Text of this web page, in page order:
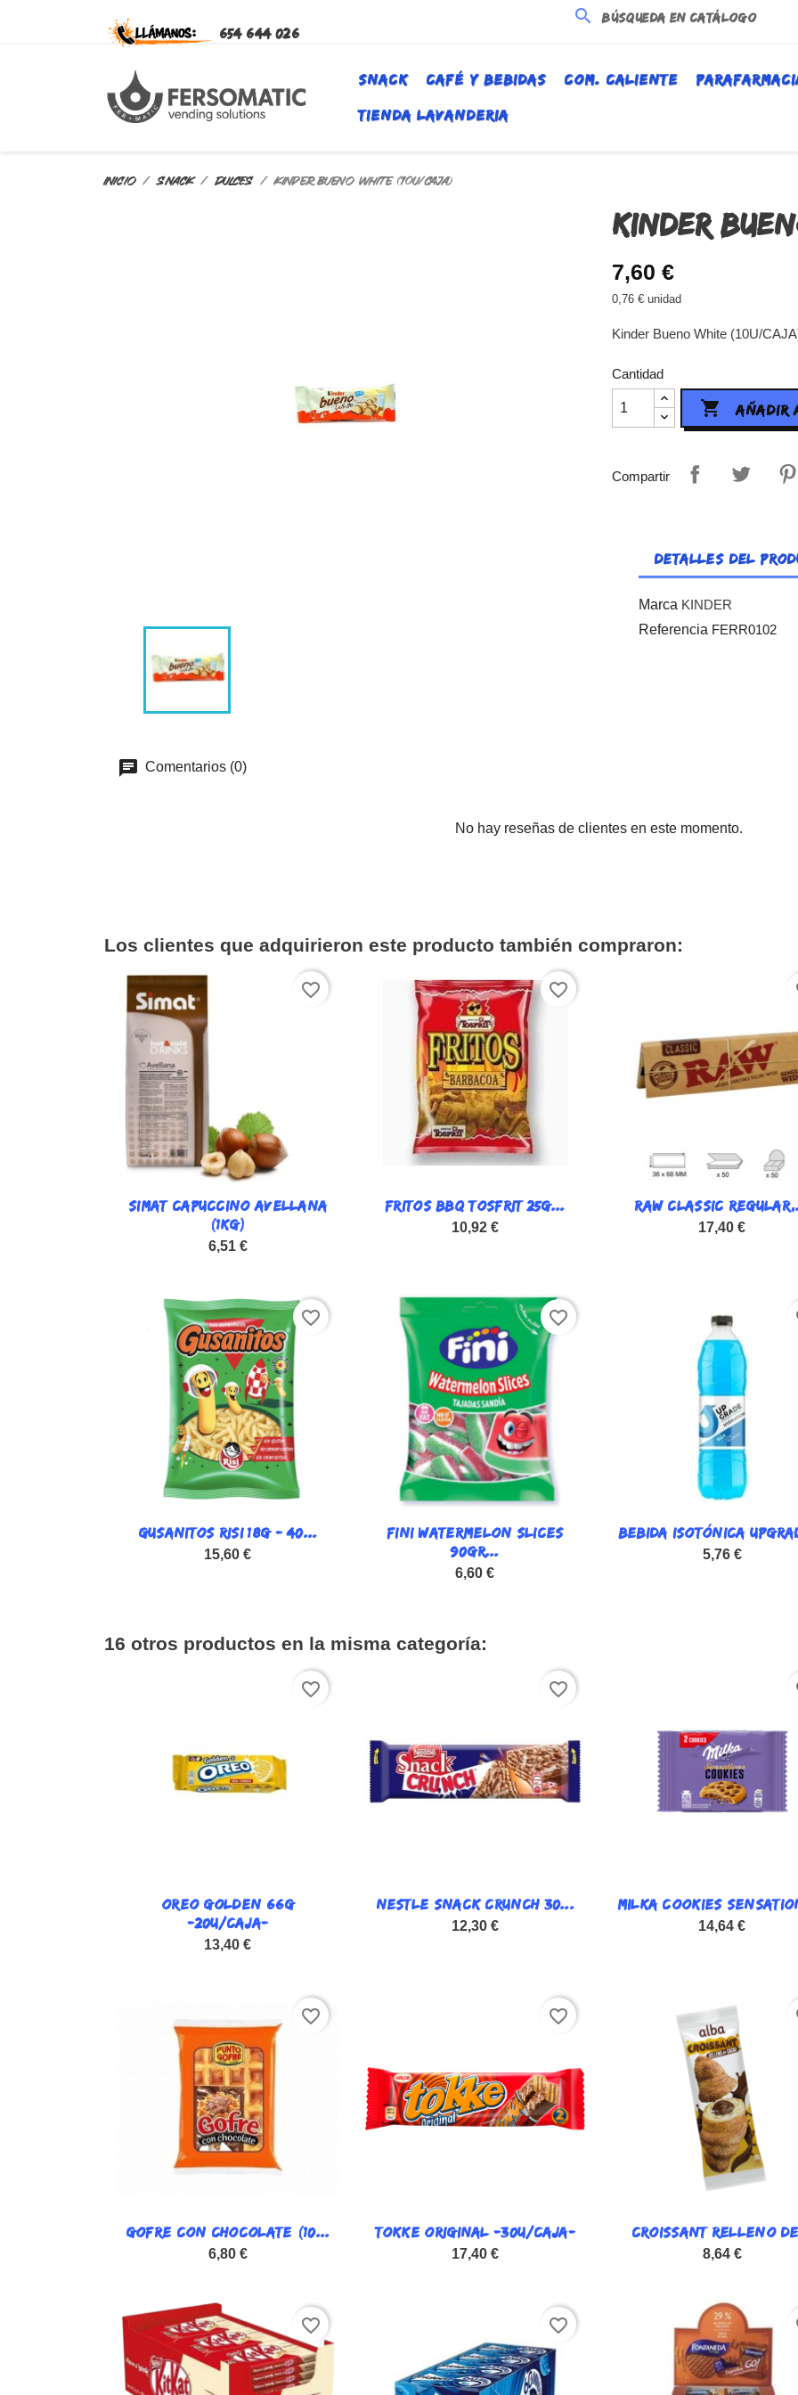
654 644 026
search
SNACK CAFÉ Y BEBIDAS COM. CALIENTE
TIENDA LAVANDERIA
Inicio SNACK DULCES Kinder Bueno White (10U/CAJA)
KINDER
7,60 €
0,76 € unidad
Kinder Bueno White (10U/
Cantidad
 AÑADIR
Compartir
DETALLES DEL
Marca KINDER
Referencia FERR0102
Comentarios (0)
No hay reseñas de clientes en este momento.
Los clientes que adquirieron este producto también compraron:
Vista rápida
SIMAT CAPUCCINO AVELLANA
(1KG)
6,51 €
favorite_border
Vista rápida
FRITOS BBQ TOSFRIT 25G...
10,92 €
favorite_border
Vista rápida
RAW CLASSIC
17,40 €
Vista rápida
GUSANITOS RISI 18G - 40...
15,60 €
favorite_border
Vista rápida
FINI WATERMELON SLICES
90GR...
6,60 €
favorite_border
Vista rápida
BEBIDA ISOTÓNICA
5,76 €
16 otros productos en la misma categoría:
Vista rápida
OREO GOLDEN 66G
-20U/CAJA-
13,40 €
favorite_border
Vista rápida
NESTLE SNACK CRUNCH 30...
12,30 €
favorite_border
Vista rápida
MILKA COOKIES
14,64 €
Vista rápida
GOFRE CON CHOCOLATE (10...
6,80 €
favorite_border
Vista rápida
TOKKE ORIGINAL -30U/CAJA-
17,40 €
favorite_border
Vista rápida
CROISSANT RELLENO
8,64 €
favorite_border favorite_border